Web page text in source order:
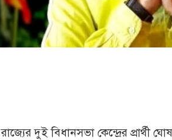
রাজ্যের দুই বিধানসভা কেন্দ্রের প্রার্থী